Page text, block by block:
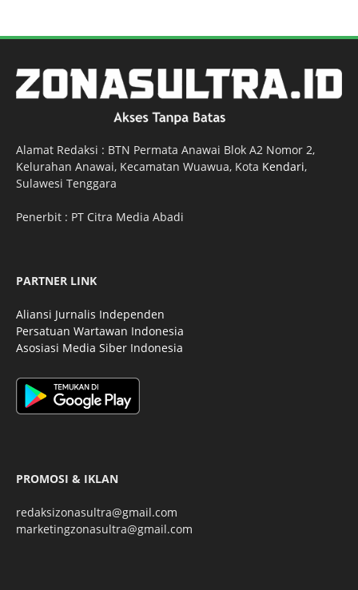
Alamat Redaksi : BTN Permata Anawai Blok A2 Nomor 2,
Kelurahan Anawai, Kecamatan Wuawua, Kota Kendari,
Sulawesi Tenggara
Penerbit : PT Citra Media Abadi
PARTNER LINK
Aliansi Jurnalis Independen
Persatuan Wartawan Indonesia
Asosiasi Media Siber Indonesia
PROMOSI & IKLAN
redaksizonasultra@gmail.com
marketingzonasultra@gmail.com